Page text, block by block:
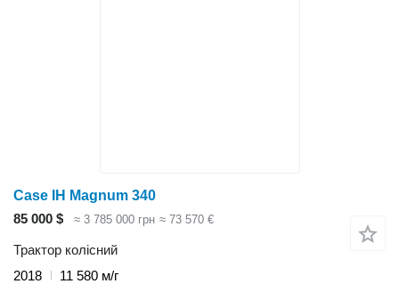
Case IH Magnum 340
85 000 $
≈ 3 785 000 грн ≈ 73 570 €
Трактор колісний
2018
11 580 м/г